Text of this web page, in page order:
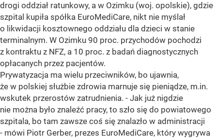
drogi oddział ratunkowy, a w Ozimku (woj. opolskie), gdzie
szpital kupiła spółka EuroMediCare, nikt nie myślał
o likwidacji kosztownego oddziału dla dzieci w stanie
terminalnym. W Ozimku 90 proc. przychodów pochodzi
z kontraktu z NFZ, a 10 proc. z badań diagnostycznych
opłacanych przez pacjentów.
Prywatyzacja ma wielu przeciwników, bo ujawnia,
że w polskiej służbie zdrowia marnuje się pieniądze, m.in.
wskutek przerostów zatrudnienia. - Jak już nigdzie
nie można było znaleźć pracy, to szło się do powiatowego
szpitala, bo tam zawsze coś się znalazło w administracji
- mówi Piotr Gerber, prezes EuroMediCare, który wygrywa